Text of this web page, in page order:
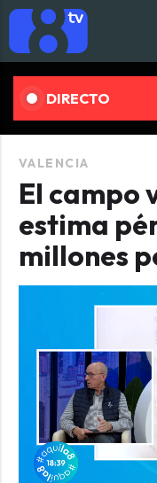
DIRECTO
VALENCIA
El campo
estima
millones